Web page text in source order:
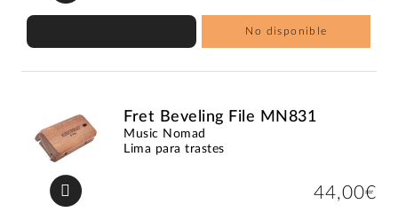
No disponible
Fret Beveling File MN831
Music Nomad
Lima para trastes
44,00€